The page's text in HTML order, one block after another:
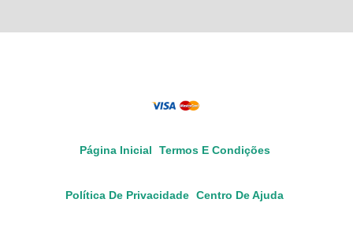
Página Inicial Termos E Condições
Política De Privacidade Centro De Ajuda